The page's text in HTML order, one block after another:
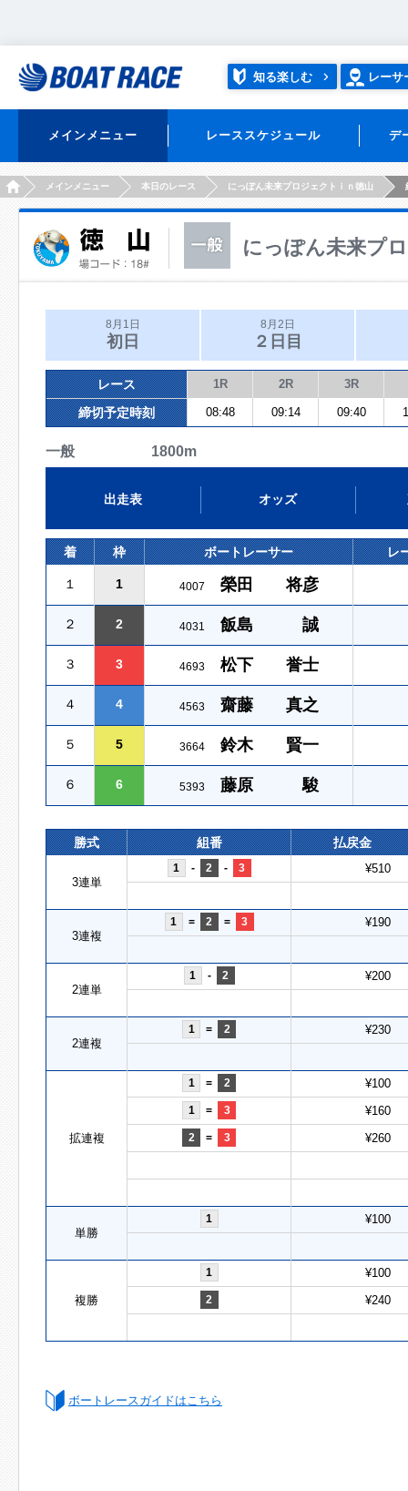
知る楽しむ レーサ
メインメニュー レーススケジュール デ
HOMEメインメニュー 本日のレース にっぽん未来プロジェクトｉｎ徳山
にっぽん未来プ
8月1日
初日
8月2日
２日目
レース 1R 2R 3R
締切予定時刻 08:48 09:14 09:40
一般 1800m
出走表 オッズ
着 枠 ボートレーサー レ
１ 1 4007 榮田 将彦
２ 2 4031 飯島 誠
３ 3 4693 松下 誉士
４ 4 4563 齋藤 真之
５ 5 3664 鈴木 賢一
６ 6 5393 藤原 駿
勝式 組番 払戻金
3連単
1 - 2 - 3 ¥510
3連複
1 = 2 = 3 ¥190
2連単
1 - 2 ¥200
2連複
1 = 2 ¥230
拡連複
1 = 2 ¥100
1 = 3 ¥160
2 = 3 ¥260
単勝
1 ¥100
複勝
1 ¥100
2 ¥240
ボートレースガイドはこちら